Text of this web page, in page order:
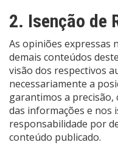
2. Isenção de
As opiniões expressas
demais conteúdos
visão dos respectivos
necessariamente a
garantimos a precisão,
das informações e nos
responsabilidade por
conteúdo publicado.